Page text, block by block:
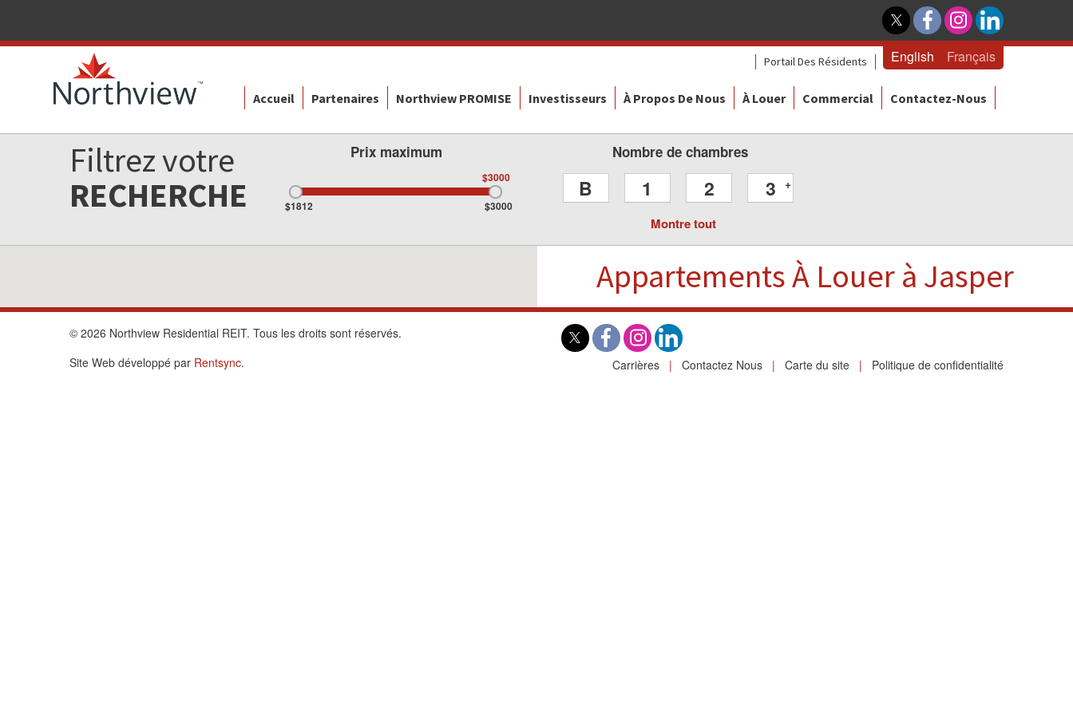
Portail Des Résidents English Français
Accueil Partenaires Northview PROMISE Investisseurs À Propos De Nous À Louer Commercial Contactez-Nous
Filtrez votre
RECHERCHE
Prix maximum
$3000
$1812 $3000
Nombre de chambres
B 1 2 3 +
Montre tout
AppartementsÀ Louerà Jasper
© 2026 Northview Residential REIT. Tous les droits sont réservés.
Site Web développé par Rentsync. Carrières | Contactez Nous | Carte du site | Politique de confidentialité